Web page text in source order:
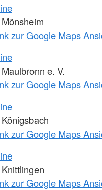
zur Google Maps
e. V.
zur Google Maps
zur Google Maps
zur Google Maps